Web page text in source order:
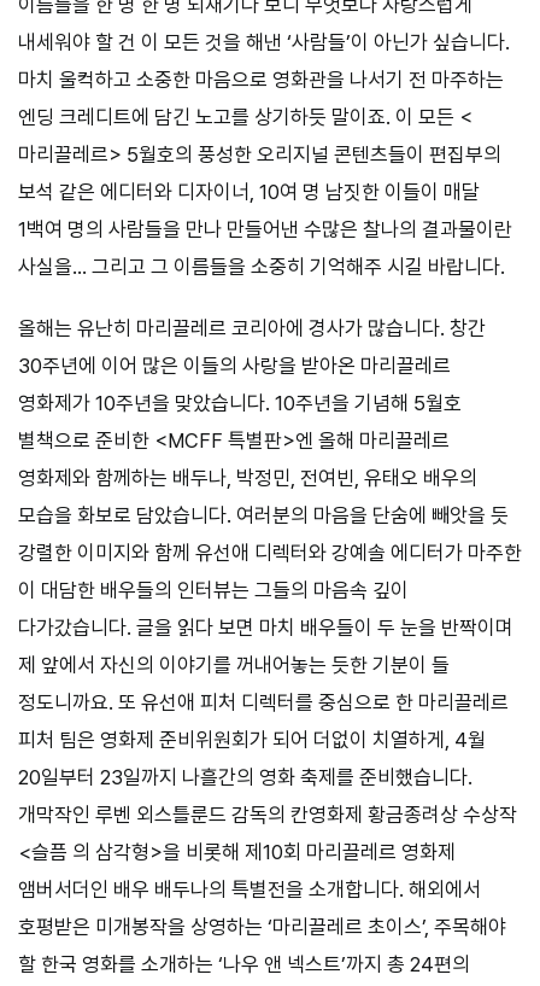
내세워야 할 건 이 모든 것을 해낸 ‘사람들’이 아닌가 싶습니다.
마치 울컥하고 소중한 마음으로 영화관을 나서기 전 마주하는
엔딩 크레디트에 담긴 노고를 상기하듯 말이죠. 이 모든 <
마리끌레르> 5월호의 풍성한 오리지널 콘텐츠들이 편집부의
보석 같은 에디터와 디자이너, 10여 명 남짓한 이들이 매달
1백여 명의 사람들을 만나 만들어낸 수많은 찰나의 결과물이란
사실을… 그리고 그 이름들을 소중히 기억해주 시길 바랍니다.
올해는 유난히 마리끌레르 코리아에 경사가 많습니다. 창간
30주년에 이어 많은 이들의 사랑을 받아온 마리끌레르
영화제가 10주년을 맞았습니다. 10주년을 기념해 5월호
별책으로 준비한 <MCFF 특별판>엔 올해 마리끌레르
영화제와 함께하는 배두나, 박정민, 전여빈, 유태오 배우의
모습을 화보로 담았습니다. 여러분의 마음을 단숨에 빼앗을 듯
강렬한 이미지와 함께 유선애 디렉터와 강예솔 에디터가 마주한
이 대담한 배우들의 인터뷰는 그들의 마음속 깊이
다가갔습니다. 글을 읽다 보면 마치 배우들이 두 눈을 반짝이며
제 앞에서 자신의 이야기를 꺼내어놓는 듯한 기분이 들
정도니까요. 또 유선애 피처 디렉터를 중심으로 한 마리끌레르
피처 팀은 영화제 준비위원회가 되어 더없이 치열하게, 4월
20일부터 23일까지 나흘간의 영화 축제를 준비했습니다.
개막작인 루벤 외스틀룬드 감독의 칸영화제 황금종려상 수상작
<슬픔 의 삼각형>을 비롯해 제10회 마리끌레르 영화제
앰버서더인 배우 배두나의 특별전을 소개합니다. 해외에서
호평받은 미개봉작을 상영하는 ‘마리끌레르 초이스’, 주목해야
할 한국 영화를 소개하는 ‘나우 앤 넥스트’까지 총 24편의